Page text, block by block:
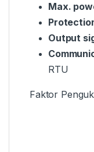
Max.
Output
RTU
Faktor